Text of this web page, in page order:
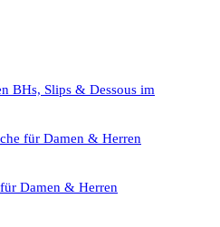
BHs, Slips & Dessous im
für Damen & Herren
Damen & Herren